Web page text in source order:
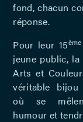
fond, chacun
réponse.
Pour leur 15ème
jeune public, la
Arts et
véritable
où se
humour et